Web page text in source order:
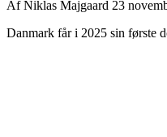
AfNiklas Majgaard 23
Danmark får i 2025 sin første